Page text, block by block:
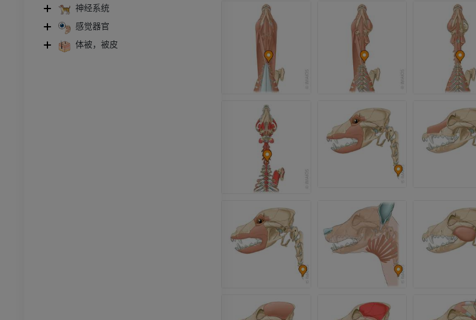
神经系统
感觉器官
体被，被皮